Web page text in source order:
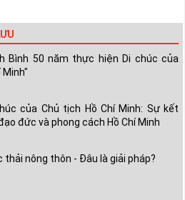
Bình 50 năm thực hiện Di chúc của
Minh"
của Chủ tịch Hồ Chí Minh: Sự kết
đức và phong cách Hồ Chí Minh
thải nông thôn - Đâu là giải pháp?